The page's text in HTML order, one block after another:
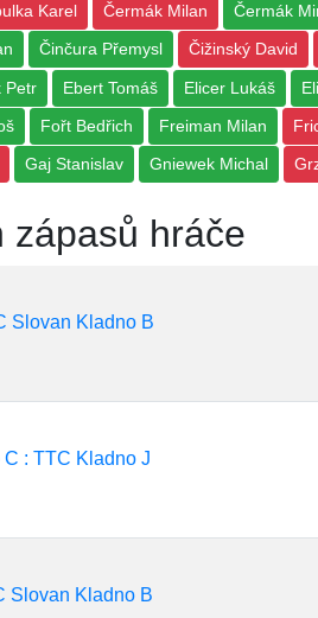
Karel Čermák Milan Čermák
Činčura Přemysl Čižinský David
Petr Ebert Tomáš Elicer Lukáš
Fořt Bedřich Freiman Milan
Gaj Stanislav Gniewek Michal
zápasů hráče
Slovan Kladno B
: TTC Kladno J
Slovan Kladno B